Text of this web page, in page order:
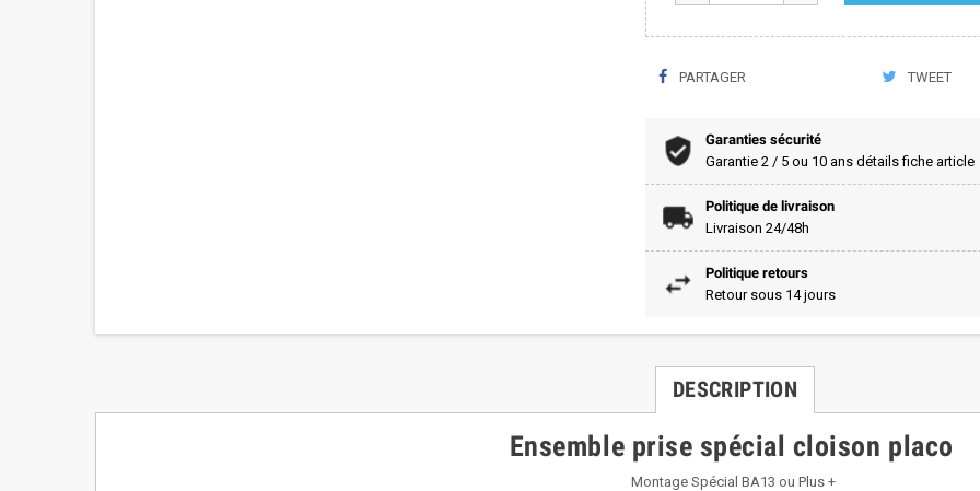
PARTAGER TWEET
Garanties sécurité
Garantie 2 / 5 ou 10 ans détails fiche article
Politique de livraison
Livraison 24/48h
Politique retours
Retour sous 14 jours
DESCRIPTION
Ensemble prise spécial cloison placo
Montage Spécial BA13 ou Plus +